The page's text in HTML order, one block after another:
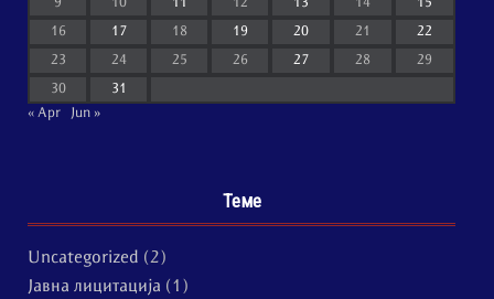
9 10 11 12 13 14 15
16 17 18 19 20 21 22
23 24 25 26 27 28 29
30
31
« Apr
Jun »
Теме
Uncategorized (2)
Јавна лицитација (1)